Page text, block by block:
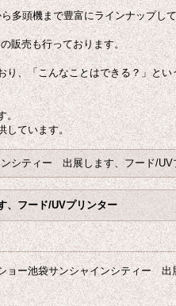
多頭機まで豊富にラインナップし
販売も行っております。
、「こんなことはできる？」と
。
しています。
ティー 出展します、フード/UV
フード/UVプリンター
ー池袋サンシャインシティー 出